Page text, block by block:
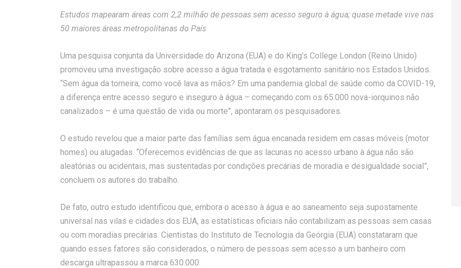
Estudos mapearam áreas com 2,2 milhão de pessoas sem acesso seguro à água; quase metade vive nas
50 maiores áreas metropolitanas do País
Uma pesquisa conjunta da Universidade do Arizona (EUA) e do King’s College London (Reino Unido)
promoveu uma investigação sobre acesso a água tratada e esgotamento sanitário nos Estados Unidos.
“Sem água da torneira, como você lava as mãos? Em uma pandemia global de saúde como da COVID-19,
a diferença entre acesso seguro e inseguro à água – começando com os 65.000 nova-iorquinos não
canalizados – é uma questão de vida ou morte”, apontaram os pesquisadores.
O estudo revelou que a maior parte das famílias sem água encanada residem em casas móveis (motor
homes) ou alugadas. “Oferecemos evidências de que as lacunas no acesso urbano à água não são
aleatórias ou acidentais, mas sustentadas por condições precárias de moradia e desigualdade social”,
concluem os autores do trabalho.
De fato, outro estudo identificou que, embora o acesso à água e ao saneamento seja supostamente
universal nas vilas e cidades dos EUA, as estatísticas oficiais não contabilizam as pessoas sem casas
ou com moradias precárias. Cientistas do Instituto de Tecnologia da Geórgia (EUA) constataram que
quando esses fatores são considerados, o número de pessoas sem acesso a um banheiro com
descarga ultrapassou a marca 630.000.